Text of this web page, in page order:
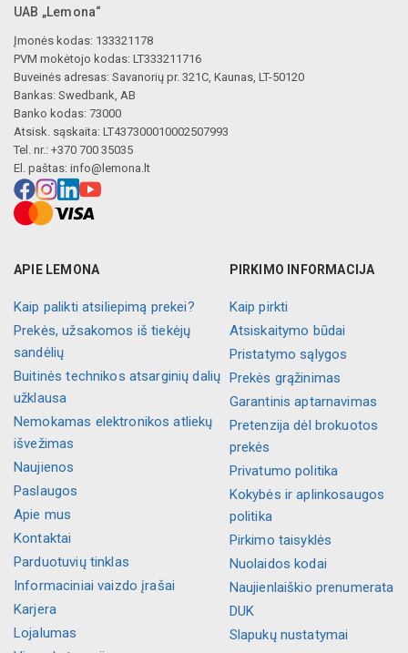
UAB „Lemona“
Įmonės kodas: 133321178
PVM mokėtojo kodas: LT333211716
Buveinės adresas: Savanorių pr. 321C, Kaunas, LT-50120
Bankas: Swedbank, AB
Banko kodas: 73000
Atsisk. sąskaita: LT437300010002507993
Tel. nr.: +370 700 35035
El. paštas: info@lemona.lt
APIE LEMONA
Kaip palikti atsiliepimą prekei?
Prekės, užsakomos iš tiekėjų
sandėlių
Buitinės technikos atsarginių dalių
užklausa
Nemokamas elektronikos atliekų
išvežimas
Naujienos
Paslaugos
Apie mus
Kontaktai
Parduotuvių tinklas
Informaciniai vaizdo įrašai
Karjera
Lojalumas
PIRKIMO INFORMACIJA
Kaip pirkti
Atsiskaitymo būdai
Pristatymo sąlygos
Prekės grąžinimas
Garantinis aptarnavimas
Pretenzija dėl brokuotos
prekės
Privatumo politika
Kokybės ir aplinkosaugos
politika
Pirkimo taisyklės
Nuolaidos kodai
Naujienlaiškio prenumerata
DUK
Slapukų nustatymai